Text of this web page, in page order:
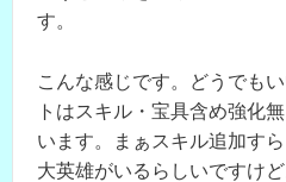
す。
こんな感じです。どうでも
トはスキル・宝具含め強化
います。まぁスキル追加す
大英雄がいるらしいですけど